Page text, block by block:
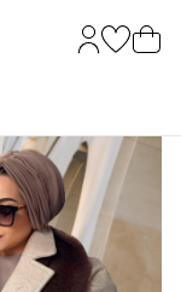
Hesabım